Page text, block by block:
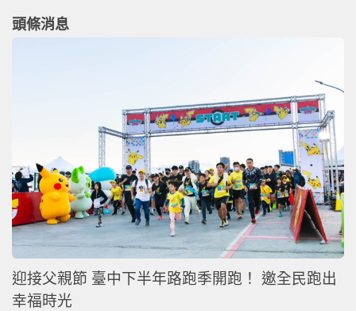
頭條消息
迎接父親節 臺中下半年路跑季開跑！ 邀全民跑出
幸福時光